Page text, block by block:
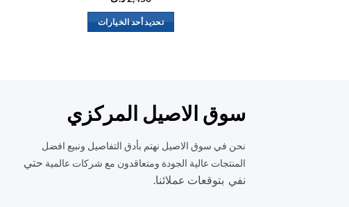
تحديد أحد الخيارات
المختلفة
لهذا
يمكن
اختيار
سوق الاصيل المركزي
نحن في سوق الاصيل نهتم بأدق التفاصيل ونبيع افضل
المنتجات عالية الجودة ومتعاقدون مع شركات عالمية حتي
نفي بتوقعات عملائنا.